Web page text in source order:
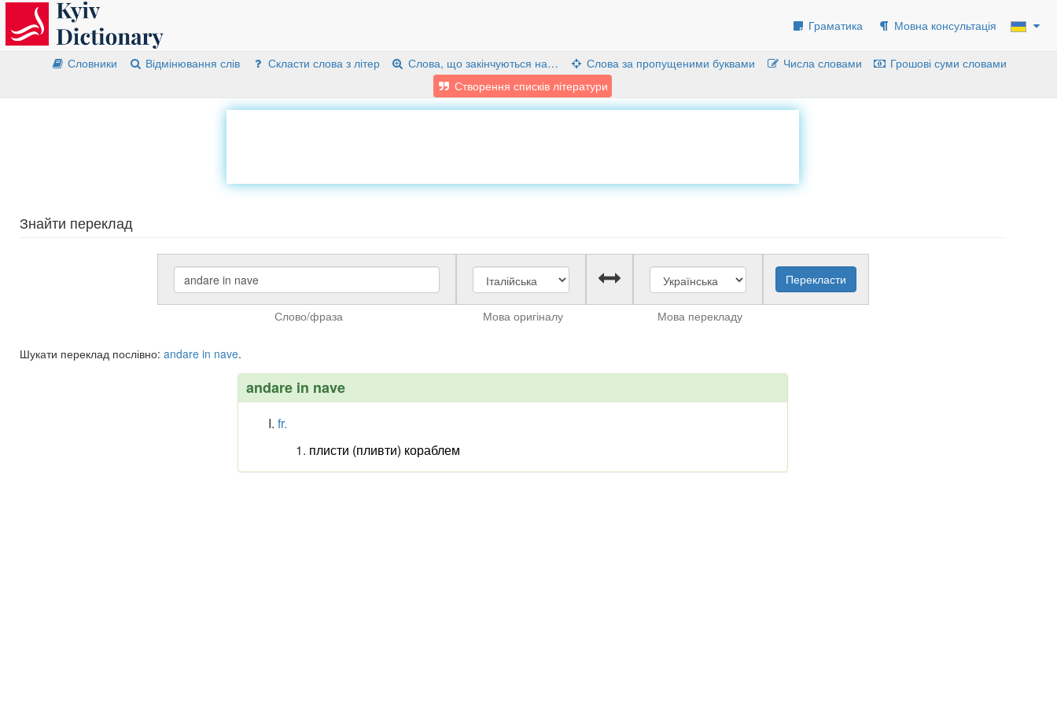
Граматика Мовна консультація
Словники Відмінювання слів Скласти слова з літер Слова, що закінчуються на… Слова за пропущеними буквами Числа словами
Грошові суми словами
Створення списків літератури
Знайти переклад
Слово/фраза Мова оригіналу Мова перекладу
Шукати переклад послівно: andare in nave.
andare in nave
fr.
плисти (пливти) кораблем